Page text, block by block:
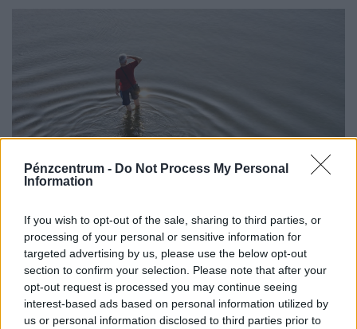
Pénzcentrum - Do Not Process My Personal
Information
If you wish to opt-out of the sale, sharing to third parties, or
processing of your personal or sensitive information for
targeted advertising by us, please use the below opt-out
section to confirm your selection. Please note that after your
opt-out request is processed you may continue seeing
interest-based ads based on personal information utilized by
us or personal information disclosed to third parties prior to
Stabilizálódni látszik a Duna vízszintje, de a
hőség miatt továbbra is kérik az önkéntes
fogyasztáscsökkentést
Magyar Péter friss Facebook‑posztja szerint már kilenc
centire vagyunk a Duna vasárnapi mélypontjától.